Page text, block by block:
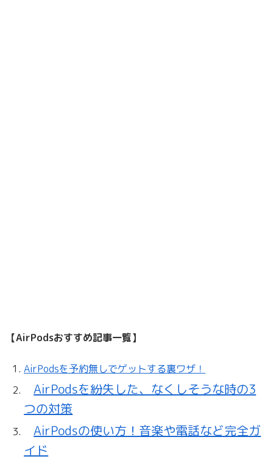
【AirPodsおすすめ記事一覧】
AirPodsを予約無しでゲットする裏ワザ！
AirPodsを紛失した、なくしそうな時の3
つの対策
AirPodsの使い方！音楽や電話など完全ガ
イド